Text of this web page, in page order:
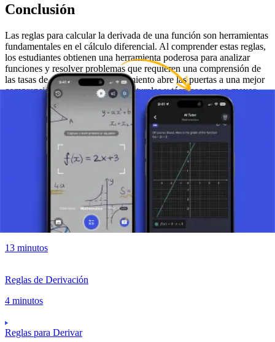
Conclusión
Las reglas para calcular la derivada de una función son herramientas
fundamentales en el cálculo diferencial. Al comprender estas reglas,
los estudiantes obtienen una herramienta poderosa para analizar
funciones y resolver problemas que requieren una comprensión de
las tasas de cambio. Este conocimiento abre las puertas a una mejor
comprensión de los fenómenos naturales y técnicos y a un mayor
estudio en matemáticas y sus aplicaciones.
Haz una foto de tu tarea y utiliza el tutor de IA.
Definición de la Derivada
¿Qué es una Derivada?
13 minutos
Reglas de Derivación
4 minutos
Reglas para Derivar